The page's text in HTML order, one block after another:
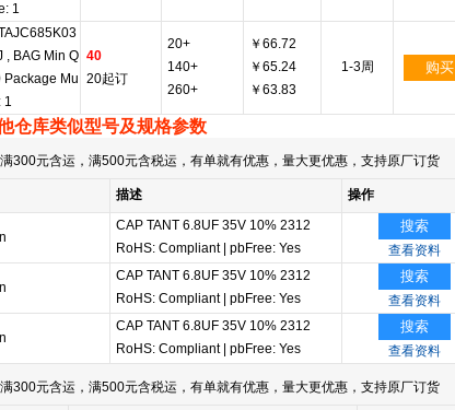
1
, BAG Min Q
Package Mu
1
40
20起订
20+
140+
260+
￥66.72
￥65.24
￥63.83
1-3周 购买
仓库类似型号及规格参数
300元含运，满500元含税运，有单就有优惠，量大更优惠，支持原厂订货
描述
操作
CAP TANT 6.8UF 35V 10% 2312
RoHS: Compliant pbFree: Yes
搜索
查看资料
CAP TANT 6.8UF 35V 10% 2312
RoHS: Compliant pbFree: Yes
搜索
查看资料
CAP TANT 6.8UF 35V 10% 2312
RoHS: Compliant pbFree: Yes
搜索
查看资料
300元含运，满500元含税运，有单就有优惠，量大更优惠，支持原厂订货